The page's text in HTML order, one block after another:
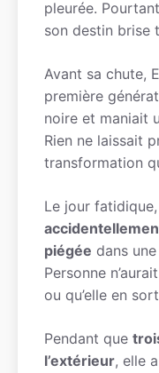
pleurée.
son destin brise
Avant sa chute,
première
noire et maniait
Rien ne laissait
transformation
Le jour fatidique,
piégée dans
Personne
ou qu’elle en
Pendant que
l’extérieur, elle